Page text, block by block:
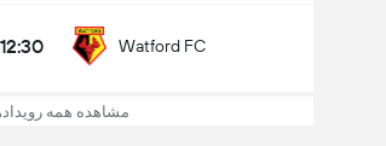
Watford FC
12:30
مشاهده همه